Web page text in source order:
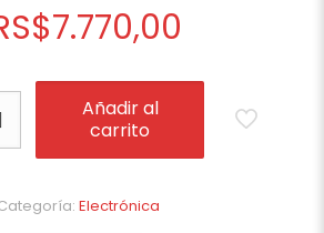
$7.770,00
Añadir al
carrito
Electrónica